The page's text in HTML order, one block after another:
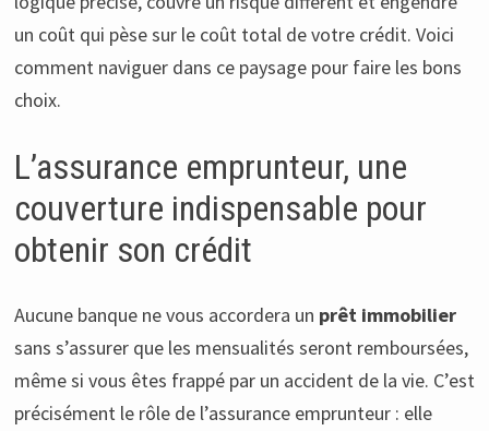
un coût qui pèse sur le coût total de votre crédit. Voici
comment naviguer dans ce paysage pour faire les bons
choix.
L’assurance emprunteur, une
couverture indispensable pour
obtenir son crédit
Aucune banque ne vous accordera un prêt immobilier
sans s’assurer que les mensualités seront remboursées,
même si vous êtes frappé par un accident de la vie. C’est
précisément le rôle de l’assurance emprunteur : elle